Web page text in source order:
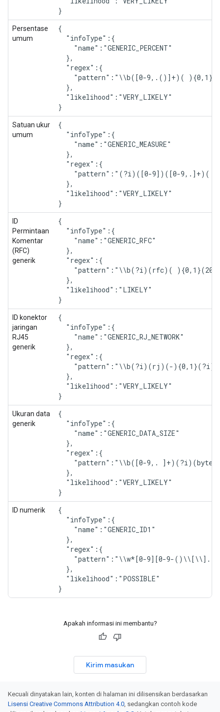
}
Persentase
umum
{
  "infoType":{
    "name":"GENERIC_PERCENT"
  },
  "regex":{
"pattern":"\\b([0-9,.()]+)(
  },
  "likelihood":"VERY_LIKELY"
}
Satuan ukur
umum
{
  "infoType":{
    "name":"GENERIC_MEASURE"
  },
  "regex":{
"pattern":"(?i)([0-9])([0-9,.]+)(
  },
  "likelihood":"VERY_LIKELY"
}
ID
Permintaan
Komentar
(RFC)
generik
{
  "infoType":{
    "name":"GENERIC_RFC"
  },
  "regex":{
"pattern":"\\b(?i)(rfc)(
  },
  "likelihood":"LIKELY"
}
ID konektor
jaringan
RJ45
generik
{
  "infoType":{
    "name":"GENERIC_RJ_NETWORK"
  },
  "regex":{
"pattern":"\\b(?i)(rj)(-
  },
  "likelihood":"VERY_LIKELY"
}
Ukuran data
generik
{
  "infoType":{
    "name":"GENERIC_DATA_SIZE"
  },
  "regex":{
"pattern":"\\b([0-9,.
  },
  "likelihood":"VERY_LIKELY"
}
ID numerik
{
  "infoType":{
    "name":"GENERIC_ID1"
  },
  "regex":{
"pattern":"\\w*[0-9][0-9-
  },
  "likelihood":"POSSIBLE"
}
Apakah informasi ini membantu?
Kirim masukan
Kecuali dinyatakan lain, konten di halaman ini dilisensikan berdasarkan
Lisensi Creative Commons Attribution 4.0, sedangkan contoh kode